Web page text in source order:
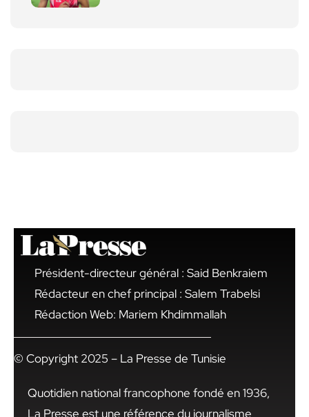
Président-directeur général : Said Benkraiem
Rédacteur en chef principal : Salem Trabelsi
Rédaction Web: Mariem Khdimmallah
© Copyright 2025 – La Presse de Tunisie
Quotidien national francophone fondé en 1936,
La Presse est une référence du journalisme